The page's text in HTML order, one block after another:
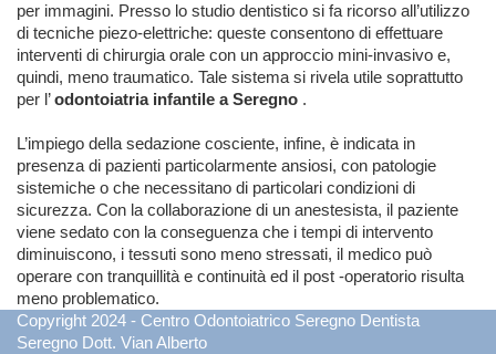
per immagini. Presso lo studio dentistico si fa ricorso all’utilizzo
di tecniche piezo-elettriche: queste consentono di effettuare
interventi di chirurgia orale con un approccio mini-invasivo e,
quindi, meno traumatico. Tale sistema si rivela utile soprattutto
per l’odontoiatria infantile a Seregno .
L’impiego della sedazione cosciente, infine, è indicata in
presenza di pazienti particolarmente ansiosi, con patologie
sistemiche o che necessitano di particolari condizioni di
sicurezza. Con la collaborazione di un anestesista, il paziente
viene sedato con la conseguenza che i tempi di intervento
diminuiscono, i tessuti sono meno stressati, il medico può
operare con tranquillità e continuità ed il post -operatorio risulta
meno problematico.
Copyright 2024 - Centro Odontoiatrico Seregno Dentista
Seregno Dott. Vian Alberto